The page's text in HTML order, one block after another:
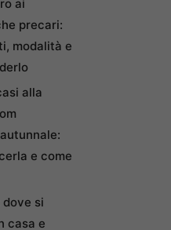
ai
precari:
modalità e
alla
e come
si
casa e